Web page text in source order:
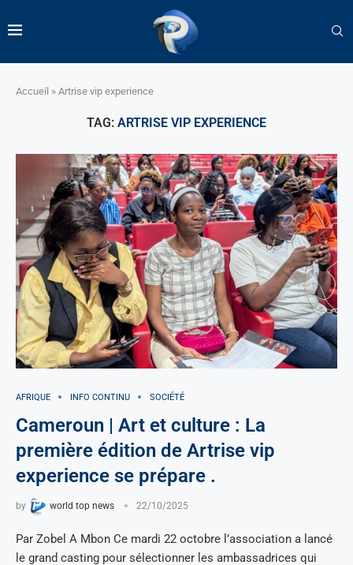
Accueil » Artrise vip experience
TAG: ARTRISE VIP EXPERIENCE
AFRIQUE INFO CONTINU SOCIÉTÉ
Cameroun | Art et culture : La
première édition de Artrise vip
experience se prépare .
by world top news 22/10/2025
Par Zobel A Mbon Ce mardi 22 octobre l’association a lancé
le grand casting pour sélectionner les ambassadrices qui